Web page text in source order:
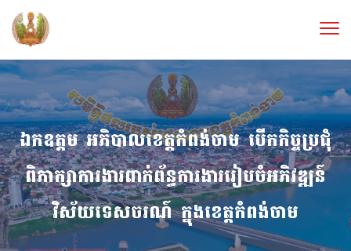
ឯកឧត្តម អភិបាលខេត្តកំពង់ចាម បើកកិច្ចប្រជុំ
ពិភាក្សាការងារពាក់ព័ន្ធការងាររៀបចំអភិវឌ្ឍន៍
វិស័យទេសចរណ៍ ក្នុងខេត្តកំពង់ចាម